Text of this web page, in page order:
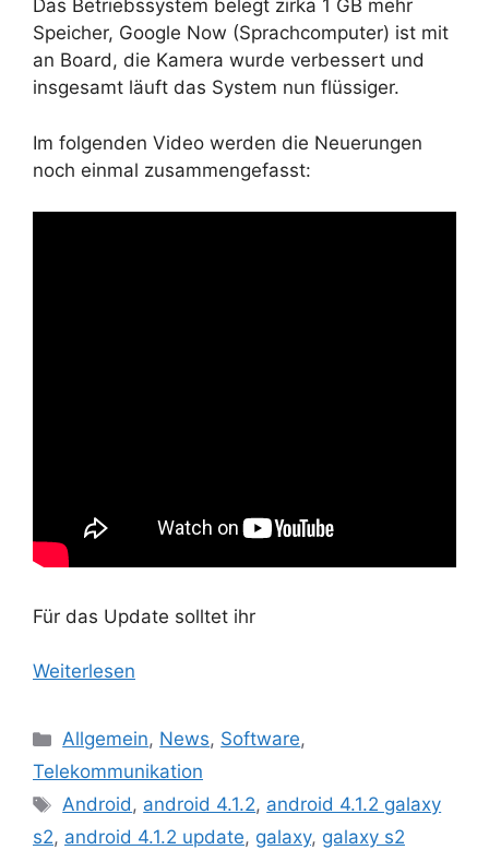
Das Betriebssystem belegt zirka 1 GB mehr
Speicher, Google Now (Sprachcomputer) ist mit
an Board, die Kamera wurde verbessert und
insgesamt läuft das System nun flüssiger.
Im folgenden Video werden die Neuerungen
noch einmal zusammengefasst:
Für das Update solltet ihr
Weiterlesen
Kategorien
Allgemein, News, Software,
Telekommunikation
Schlagwörter
Android, android 4.1.2, android 4.1.2 galaxy
s2, android 4.1.2 update, galaxy, galaxy s2